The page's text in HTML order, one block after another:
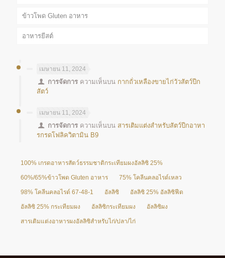
ข้าวโพด Gluten อาหาร
อาหารยีสต์
เมษายน 11, 2024
การจัดการ ความเห็นบน กากถั่วเหลืองขายไก่วัวสัตว์ปีก
สัตว์
เมษายน 11, 2024
การจัดการ ความเห็นบน สารเติมแต่งสำหรับสัตว์ปีกอาหา
รกรดโฟลิควิตามิน B9
100% เกรดอาหารสัตว์ธรรมชาติกระเทียมผงอัลลิซิ 25%
60%/65%ข้าวโพด Gluten อาหาร 75% โคลีนคลอไรด์เหลว
98% โคลีนคลอไรด์ 67-48-1 อัลลิซิ อัลลิซิ 25% อัลลิซิฟีด
อัลลิซิ 25% กระเทียมผง อัลลิซิกระเทียมผง อัลลิซิผง
สารเติมแต่งอาหารผงอัลลิซิสำหรับไก่/ปลา/ไก่